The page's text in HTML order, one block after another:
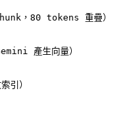
，80 tokens 重疊）
產生向量）
引）